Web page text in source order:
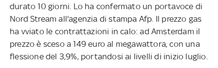
durato 10 giorni. Lo ha confermato un portavoce di
Nord Stream all'agenzia di stampa Afp. Il prezzo gas
ha vviato le contrattazioni in calo: ad Amsterdam il
prezzo è sceso a 149 euro al megawattora, con una
flessione del 3,9%, portandosi ai livelli di inizio luglio.